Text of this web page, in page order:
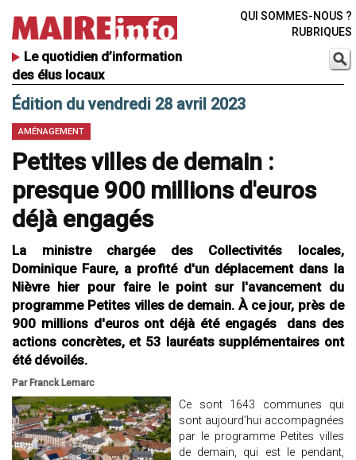
Le quotidien d’information
des élus locaux
QUI SOMMES-NOUS ?
RUBRIQUES
Édition du vendredi 28 avril 2023
AMÉNAGEMENT
Petites villes de demain :
presque 900 millions d'euros
déjà engagés
La ministre chargée des Collectivités locales,
Dominique Faure, a profité d'un déplacement dans la
Nièvre hier pour faire le point sur l'avancement du
programme Petites villes de demain. À ce jour, près de
900 millions d'euros ont déjà été engagés dans des
actions concrètes, et 53 lauréats supplémentaires ont
été dévoilés.
Par Franck Lemarc
Ce sont 1643 communes qui
sont aujourd’hui accompagnées
par le programme Petites villes
de demain, qui est le pendant,